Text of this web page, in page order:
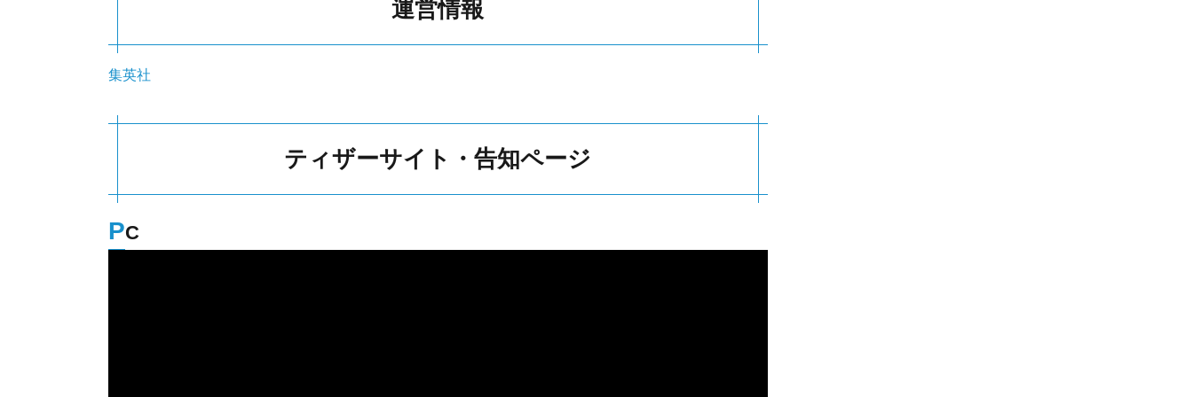
運営情報
集英社
ティザーサイト・告知ページ
PC